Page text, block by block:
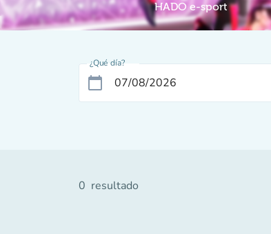
HADO e-sport
¿Qué día?
calendar_today
0 resultado